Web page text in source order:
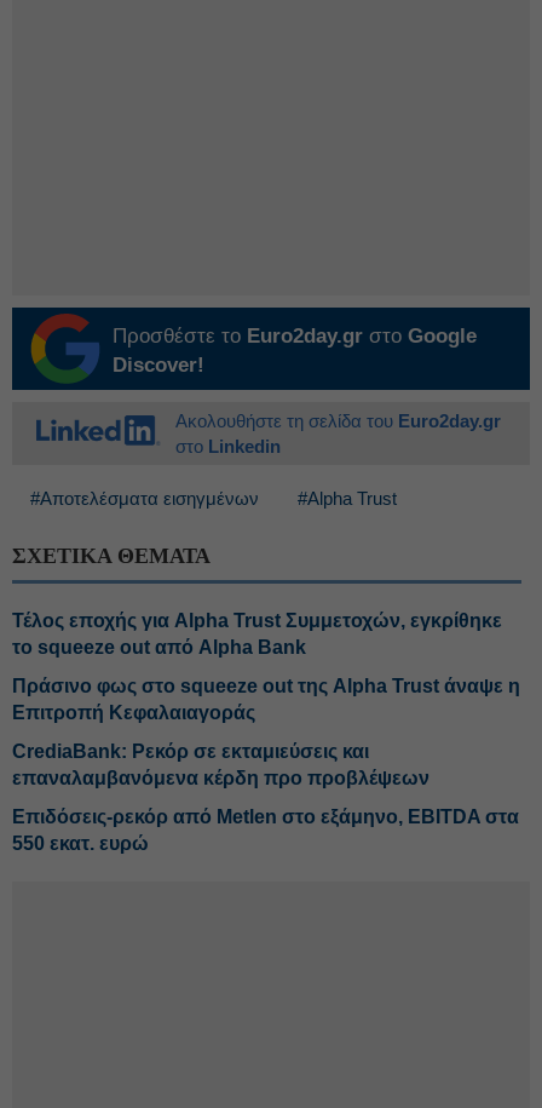
Προσθέστε το Euro2day.gr στο Google
Discover!
Ακολουθήστε τη σελίδα του Euro2day.gr
στο Linkedin
#Αποτελέσματα εισηγμένων #Alpha Trust
ΣΧΕΤΙΚΑ ΘΕΜΑΤΑ
Τέλος εποχής για Alpha Trust Συμμετοχών, εγκρίθηκε
το squeeze out από Alpha Bank
Πράσινο φως στο squeeze out της Alpha Trust άναψε η
Επιτροπή Κεφαλαιαγοράς
CrediaBank: Ρεκόρ σε εκταμιεύσεις και
επαναλαμβανόμενα κέρδη προ προβλέψεων
Επιδόσεις-ρεκόρ από Metlen στο εξάμηνο, EBITDA στα
550 εκατ. ευρώ